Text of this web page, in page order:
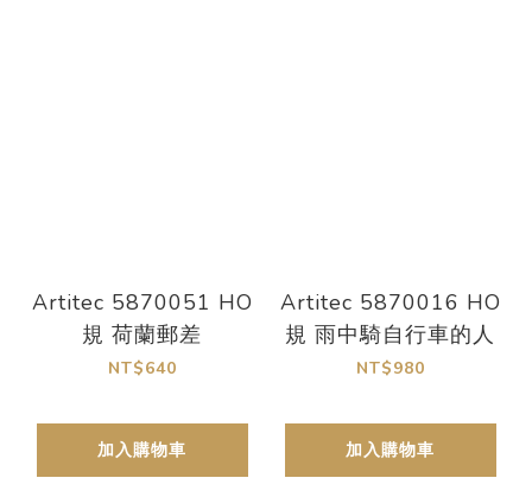
Artitec 5870051 HO
規 荷蘭郵差
NT$640
加入購物車
Artitec 5870016 HO
規 雨中騎自行車的人
NT$980
加入購物車